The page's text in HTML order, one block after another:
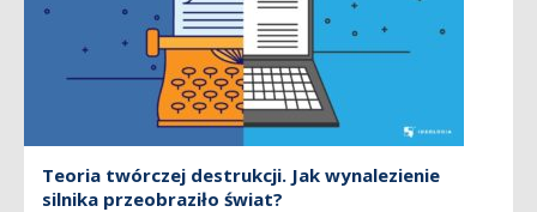
Teoria twórczej destrukcji. Jak wynalezienie
silnika przeobraziło świat?